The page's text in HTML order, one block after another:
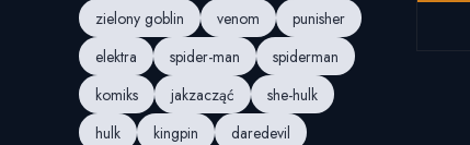
zielony goblin
venom
punisher
elektra
spider-man
spiderman
komiks
jakzacząć
she-hulk
hulk
kingpin
daredevil